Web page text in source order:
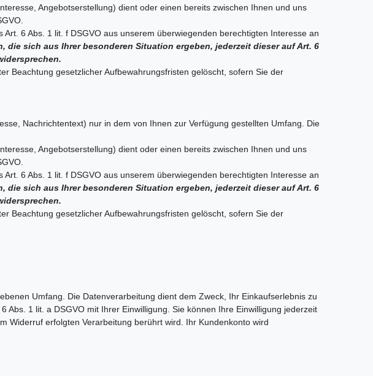
Angebotserstellung) dient oder einen bereits zwischen Ihnen und uns
6 Abs. 1 lit. f DSGVO aus unserem überwiegenden berechtigten Interesse an
die sich aus Ihrer besonderen Situation ergeben, jederzeit dieser auf Art. 6
Beachtung gesetzlicher Aufbewahrungsfristen gelöscht, sofern Sie der
Nachrichtentext) nur in dem von Ihnen zur Verfügung gestellten Umfang. Die
Angebotserstellung) dient oder einen bereits zwischen Ihnen und uns
6 Abs. 1 lit. f DSGVO aus unserem überwiegenden berechtigten Interesse an
die sich aus Ihrer besonderen Situation ergeben, jederzeit dieser auf Art. 6
Beachtung gesetzlicher Aufbewahrungsfristen gelöscht, sofern Sie der
Umfang. Die Datenverarbeitung dient dem Zweck, Ihr Einkaufserlebnis zu
1 lit. a DSGVO mit Ihrer Einwilligung. Sie können Ihre Einwilligung jederzeit
Widerruf erfolgten Verarbeitung berührt wird. Ihr Kundenkonto wird